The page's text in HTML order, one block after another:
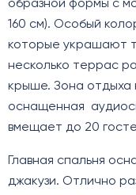
образной формы с
160 см). Особый
которые украшают
несколько террас
крыше. Зона отдыха
оснащенная
вмещает до 20
Главная спальня
джакузи. Отлично